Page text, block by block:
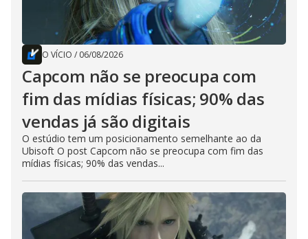
O VÍCIO / 06/08/2026
Capcom não se preocupa com
fim das mídias físicas; 90% das
vendas já são digitais
O estúdio tem um posicionamento semelhante ao da
Ubisoft O post Capcom não se preocupa com fim das
mídias físicas; 90% das vendas...